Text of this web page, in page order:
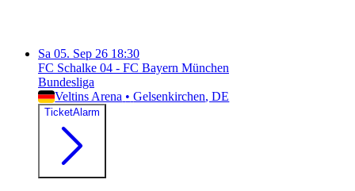
Sa 05. Sep 26 18:30
FC Schalke 04 - FC Bayern München
Bundesliga
Veltins Arena • Gelsenkirchen, DE
TicketAlarm